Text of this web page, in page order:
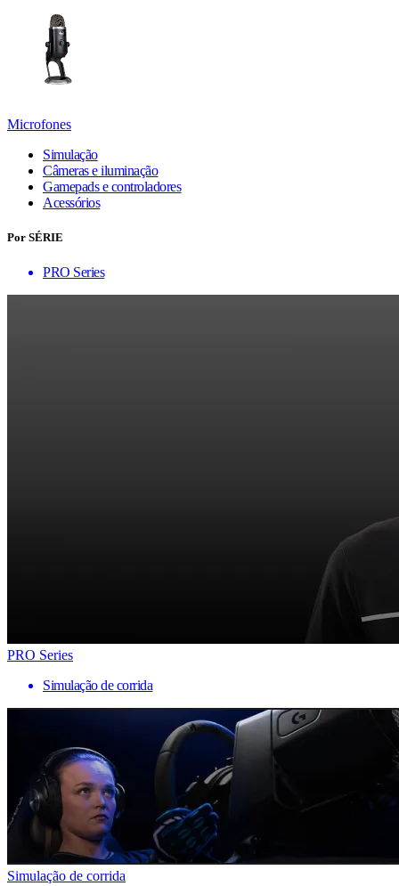
Microfones
Simulação
Câmeras e iluminação
Gamepads e controladores
Acessórios
Por SÉRIE
PRO Series
PRO Series
Simulação de corrida
Simulação de corrida